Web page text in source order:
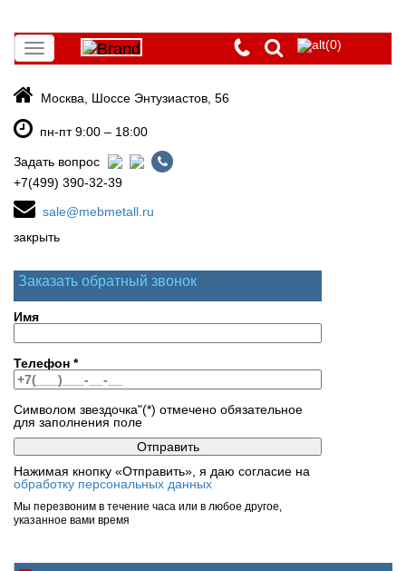
Toggle
navigation
(0)
Москва, Шоссе Энтузиастов, 56
пн-пт 9:00 – 18:00
Задать вопрос
+7(499) 390-32-39
sale@mebmetall.ru
закрыть
Заказать обратный звонок
Имя
Телефон *
Символом звездочка"(*) отмечено обязательное
для заполнения поле
Нажимая кнопку «Отправить», я даю согласие на
обработку персональных данных
Мы перезвоним в течение часа или в любое другое,
указанное вами время